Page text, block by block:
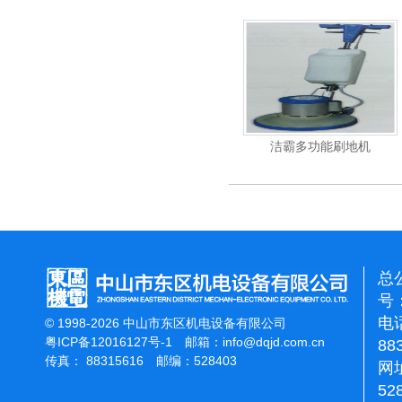
洁霸多功能刷地机
© 1998-2026 中山市东区机电设备有限公司
粤ICP备12016127号-1
邮箱： info@dqjd.com.cn
传真： 88315616 邮编：528403
总
号
电
网